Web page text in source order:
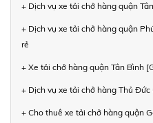
+ Dịch vụ xe tải chở hàng quận
+ Dịch vụ xe tải chở hàng quận
rẻ
+ Xe tải chở hàng quận Tân Bình
+ Dịch vụ xe tải chở hàng Thủ
+ Cho thuê xe tải chở hàng quận